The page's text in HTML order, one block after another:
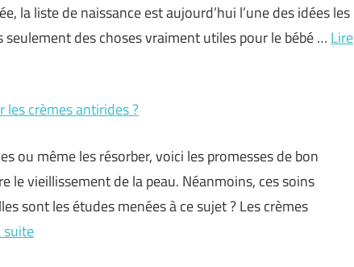
la liste de naissance est aujourd’hui l’une des idées les
seulement des choses vraiment utiles pour le bébé … Lire
crèmes antirides ?
ou même les résorber, voici les promesses de bon
le vieillissement de la peau. Néanmoins, ces soins
sont les études menées à ce sujet ? Les crèmes
suite